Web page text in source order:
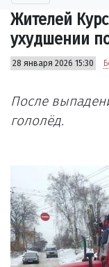
Жителей
ухудшении
28 января 2026 15:30
После
гололёд.